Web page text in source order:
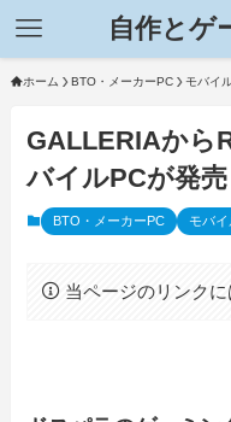
自作とゲ
ホーム BTO・メーカーPC モバイ
GALLERIAから
バイルPCが発売
BTO・メーカーPC モバ
当ページのリンクに